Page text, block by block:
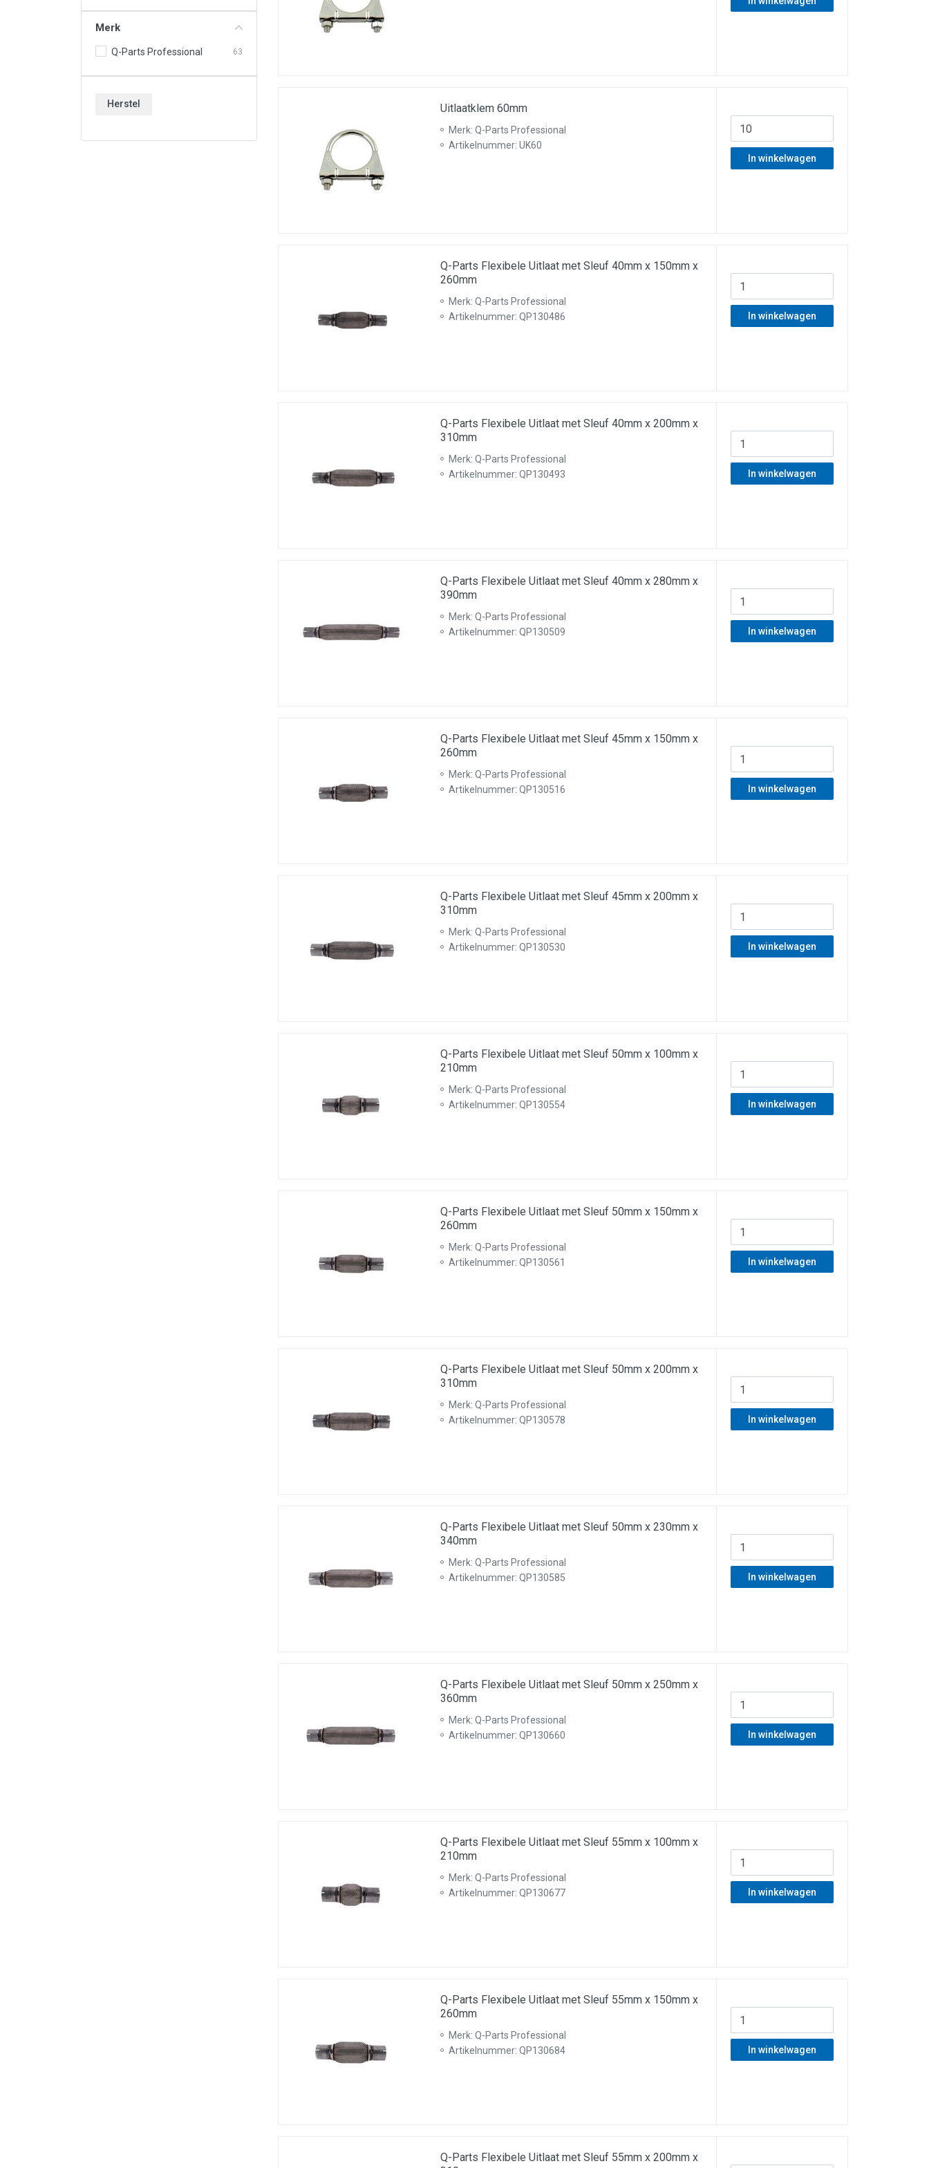
Vloeistoffen & Chemie
Werkplaats & Gereedschappen
Wielen & Toebehoren
Merk
Q-Parts Professional 63
Herstel Uitlaatklem 60mm
Merk: Q-Parts Professional
Artikelnummer: UK60
In winkelwagen
Q-Parts Flexibele Uitlaat met Sleuf 40mm x 150mm x
260mm
Merk: Q-Parts Professional
Artikelnummer: QP130486
In winkelwagen
Q-Parts Flexibele Uitlaat met Sleuf 40mm x 200mm x
310mm
Merk: Q-Parts Professional
Artikelnummer: QP130493
In winkelwagen
Q-Parts Flexibele Uitlaat met Sleuf 40mm x 280mm x
390mm
Merk: Q-Parts Professional
Artikelnummer: QP130509
In winkelwagen
Q-Parts Flexibele Uitlaat met Sleuf 45mm x 150mm x
260mm
Merk: Q-Parts Professional
Artikelnummer: QP130516
In winkelwagen
Q-Parts Flexibele Uitlaat met Sleuf 45mm x 200mm x
310mm
Merk: Q-Parts Professional
Artikelnummer: QP130530
In winkelwagen
Q-Parts Flexibele Uitlaat met Sleuf 50mm x 100mm x
210mm
Merk: Q-Parts Professional
Artikelnummer: QP130554
In winkelwagen
Q-Parts Flexibele Uitlaat met Sleuf 50mm x 150mm x
260mm
Merk: Q-Parts Professional
Artikelnummer: QP130561
In winkelwagen
Q-Parts Flexibele Uitlaat met Sleuf 50mm x 200mm x
310mm
Merk: Q-Parts Professional
Artikelnummer: QP130578
In winkelwagen
Q-Parts Flexibele Uitlaat met Sleuf 50mm x 230mm x
340mm
Merk: Q-Parts Professional
Artikelnummer: QP130585
In winkelwagen
Q-Parts Flexibele Uitlaat met Sleuf 50mm x 250mm x
360mm
Merk: Q-Parts Professional
Artikelnummer: QP130660
In winkelwagen
Q-Parts Flexibele Uitlaat met Sleuf 55mm x 100mm x
210mm
Merk: Q-Parts Professional
Artikelnummer: QP130677
In winkelwagen
Q-Parts Flexibele Uitlaat met Sleuf 55mm x 150mm x
260mm
Merk: Q-Parts Professional
Artikelnummer: QP130684
In winkelwagen
Q-Parts Flexibele Uitlaat met Sleuf 55mm x 200mm x